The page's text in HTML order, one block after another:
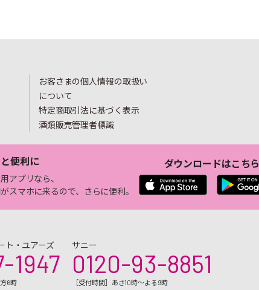
お客さまの個人情報の取扱い
について
特定商取引法に基づく表示
酒類販売管理者標識
便利に
アプリなら、
スマホに来るので、さらに便利。
ダウンロードはこちら
ト・ユアーズ
1947
6時
サニー
0120-93-8851
［受付時間］あさ10時～よる9時